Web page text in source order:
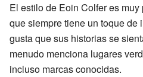
El estilo de Eoin Colfer es
que siempre tiene un toque de
gusta que sus historias se
menudo menciona lugares
incluso marcas conocidas.